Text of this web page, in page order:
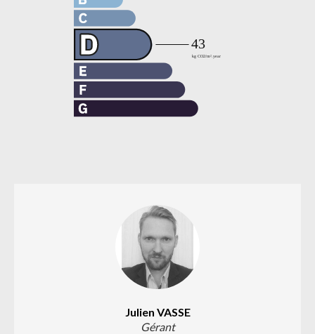
Julien VASSE
Gérant